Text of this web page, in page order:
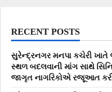
RECENT POSTS
સુરેન્દ્રનગર મનપા કચેરી ખાતે
સ્થળ બદલવાની માંગ સાથે
જાગૃત નાગરિકોએ રજૂઆત